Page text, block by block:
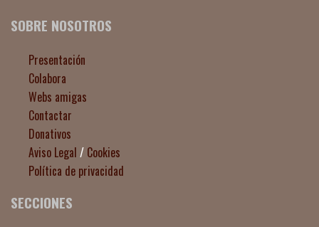
SOBRE NOSOTROS
Presentación
Colabora
Webs amigas
Contactar
Donativos
Aviso Legal / Cookies
Política de privacidad
SECCIONES